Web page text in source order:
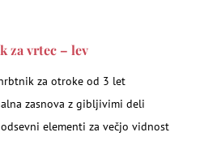
za vrtec – lev
za otroke od 3 let
zasnova z gibljivimi deli
elementi za večjo vidnost